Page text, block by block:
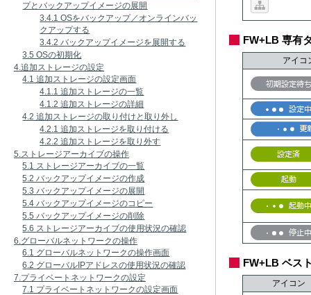
プとバックアップイメージの展開
3.4.1 OSをバックアップ／オンラインバッ
クアップする
3.4.2 バックアップイメージを展開する
3.5 OSの初期化
4.追加ストレージの設定
4.1 追加ストレージの設定画面
4.1.1 追加ストレージの一覧
4.1.2 追加ストレージの詳細
4.2 追加ストレージの取り付けと取り外し
4.2.1 追加ストレージを取り付ける
4.2.2 追加ストレージを取り外す
5.ストレージアーカイブの操作
5.1 ストレージアーカイブの一覧
5.2 バックアップイメージの作成
5.3 バックアップイメージの展開
5.4 バックアップイメージのコピー
5.5 バックアップイメージの削除
5.6 ストレージアーカイブの使用状況の確認
6.グローバルネットワークの操作
6.1 グローバルネットワークの操作画面
6.2 グローバルIPアドレスの使用状況の確認
7.プライベートネットワークの設定
7.1 プライベートネットワークの設定画面
FW+LB 専有
アイコ
FW+LB ベス
アイコン